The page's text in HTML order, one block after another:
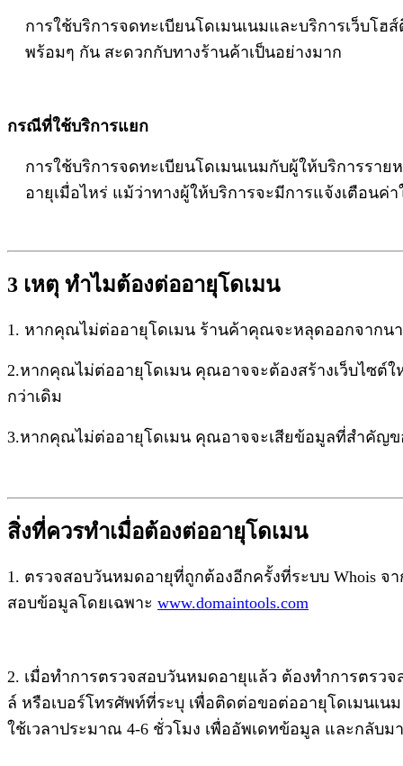
การใช้บริการจดทะเบียนโดเมนเนมและบริการเว็บโฮ
พร้อมๆ กัน สะดวกกับทางร้านค้าเป็นอย่างมาก
กรณีที่ใช้บริการแยก
การใช้บริการจดทะเบียนโดเมนเนมกับผู้ให้บริการรา
อายุเมื่อไหร่ แม้ว่าทางผู้ให้บริการจะมีการแจ้งเตือน
3 เหตุ ทำไมต้องต่ออายุโดเมน
1. หากคุณไม่ต่ออายุโดเมน ร้านค้าคุณจะหลุดออกจากนา
2.หากคุณไม่ต่ออายุโดเมน คุณอาจจะต้องสร้างเว็บไซต์ใ
กว่าเดิม
3.หากคุณไม่ต่ออายุโดเมน คุณอาจจะเสียข้อมูลที่สำคัญข
สิ่งที่ควรทำเมื่อต้องต่ออายุโดเมน
1. ตรวจสอบวันหมดอายุที่ถูกต้องอีกครั้งที่ระบบ Whois จ
สอบข้อมูลโดยเฉพาะ www.domaintools.com
2. เมื่อทำการตรวจสอบวันหมดอายุแล้ว ต้องทำการตรว
ล์ หรือเบอร์โทรศัพท์ที่ระบุ เพื่อติดต่อขอต่ออายุโดเมนเ
ใช้เวลาประมาณ 4-6 ชั่วโมง เพื่ออัพเดทข้อมูล และกลับม